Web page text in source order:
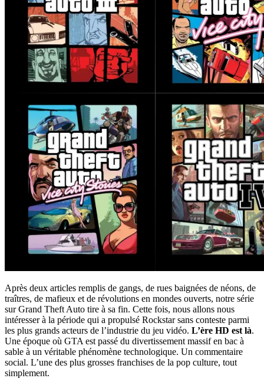
Après deux articles remplis de gangs, de rues baignées de néons, de
traîtres, de mafieux et de révolutions en mondes ouverts, notre série
sur Grand Theft Auto tire à sa fin. Cette fois, nous allons nous
intéresser à la période qui a propulsé Rockstar sans conteste parmi
les plus grands acteurs de l’industrie du jeu vidéo. L’ère HD est là.
Une époque où GTA est passé du divertissement massif en bac à
sable à un véritable phénomène technologique. Un commentaire
social. L’une des plus grosses franchises de la pop culture, tout
simplement.